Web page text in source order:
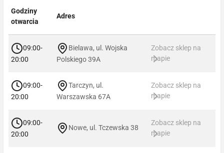
Godziny
otwarcia
Adres
09:00-
20:00
Bielawa, ul. Wojska
Polskiego 39A
Zobacz sklep na
mapie
09:00-
20:00
Tarczyn, ul.
Warszawska 67A
Zobacz sklep na
mapie
09:00-
20:00
Nowe, ul. Tczewska 38
Zobacz sklep na
mapie